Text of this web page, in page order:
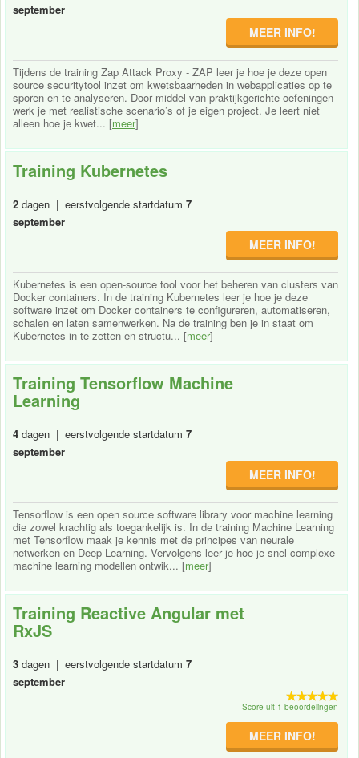
september
MEER INFO!
Tijdens de training Zap Attack Proxy - ZAP leer je hoe je deze open
source securitytool inzet om kwetsbaarheden in webapplicaties op te
sporen en te analyseren. Door middel van praktijkgerichte oefeningen
werk je met realistische scenario’s of je eigen project. Je leert niet
alleen hoe je kwet... [meer]
Training Kubernetes
2 dagen | eerstvolgende startdatum 7
september
MEER INFO!
Kubernetes is een open-source tool voor het beheren van clusters van
Docker containers. In de training Kubernetes leer je hoe je deze
software inzet om Docker containers te configureren, automatiseren,
schalen en laten samenwerken. Na de training ben je in staat om
Kubernetes in te zetten en structu... [meer]
Training Tensorflow Machine
Learning
4 dagen | eerstvolgende startdatum 7
september
MEER INFO!
Tensorflow is een open source software library voor machine learning
die zowel krachtig als toegankelijk is. In de training Machine Learning
met Tensorflow maak je kennis met de principes van neurale
netwerken en Deep Learning. Vervolgens leer je hoe je snel complexe
machine learning modellen ontwik... [meer]
Training Reactive Angular met
RxJS
3 dagen | eerstvolgende startdatum 7
september
Score uit 1 beoordelingen
MEER INFO!